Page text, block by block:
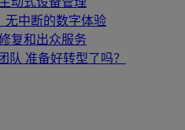
无中断的数字体验
复和出众服务
队 准备好转型了吗？